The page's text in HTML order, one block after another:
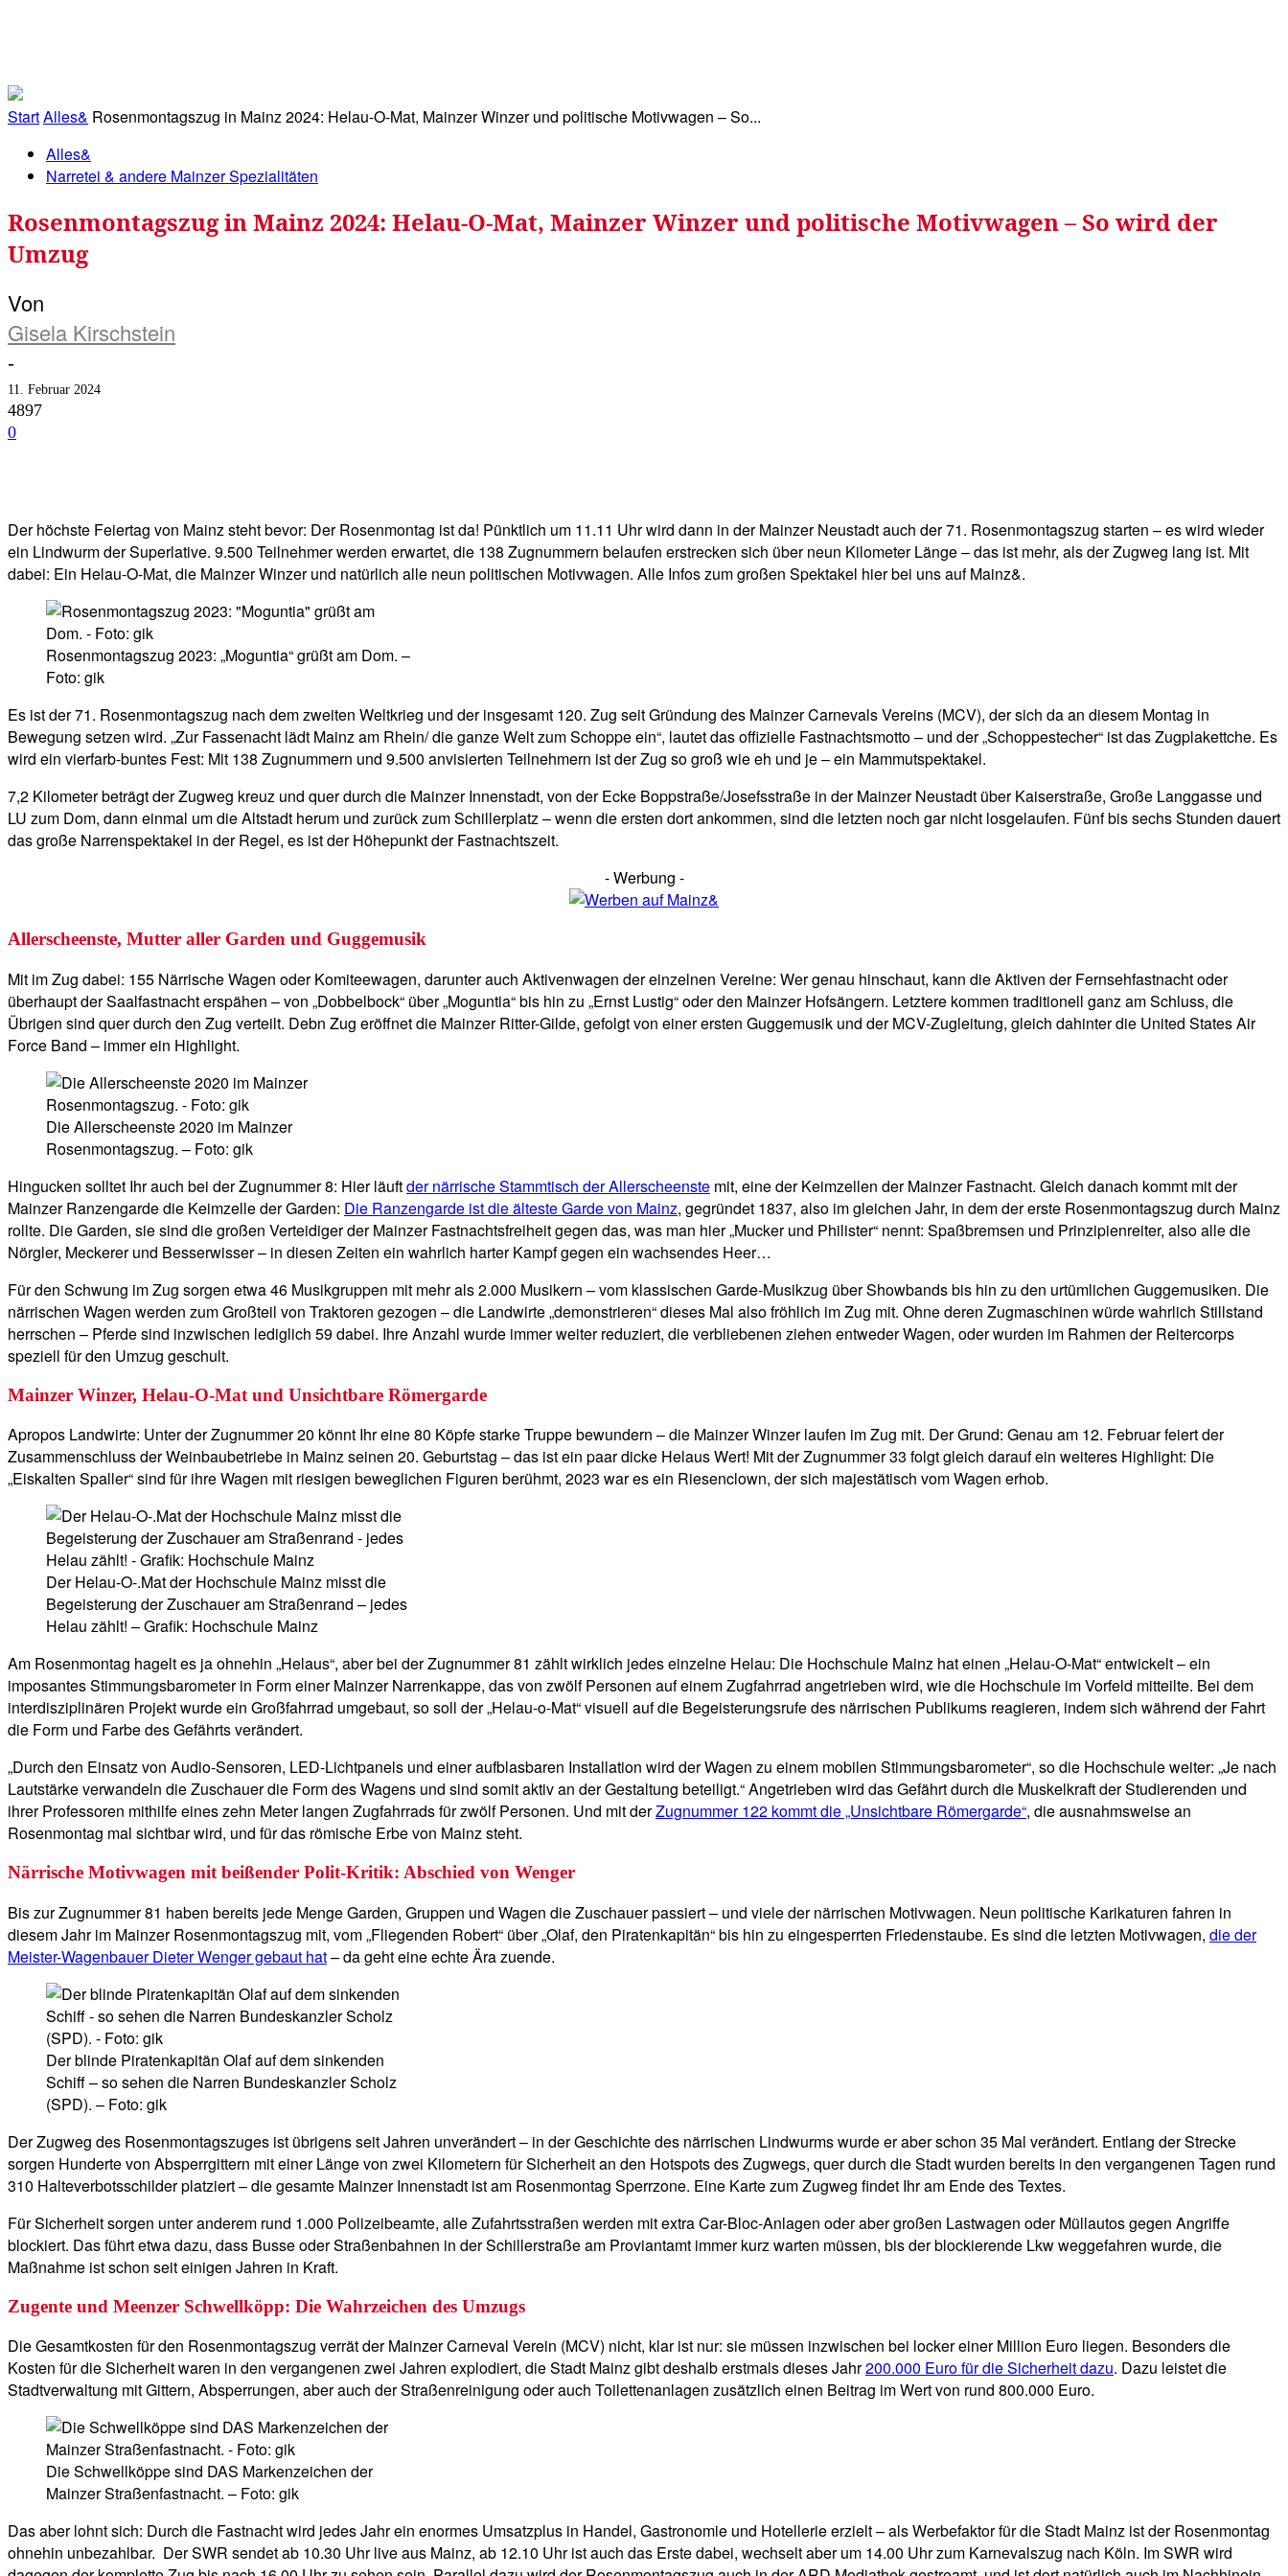
StartAlles& Rosenmontagszug in Mainz 2024: Helau-O-Mat, Mainzer Winzer und politische Motivwagen – So...
Alles&
Narretei & andere Mainzer Spezialitäten
Rosenmontagszug in Mainz 2024: Helau-O-Mat, Mainzer Winzer und politische Motivwagen – So wird der
Umzug
Von
Gisela Kirschstein
-
11. Februar 2024
4897
0
Der höchste Feiertag von Mainz steht bevor: Der Rosenmontag ist da! Pünktlich um 11.11 Uhr wird dann in der Mainzer Neustadt auch der 71. Rosenmontagszug starten – es wird wieder
ein Lindwurm der Superlative. 9.500 Teilnehmer werden erwartet, die 138 Zugnummern belaufen erstrecken sich über neun Kilometer Länge – das ist mehr, als der Zugweg lang ist. Mit
dabei: Ein Helau-O-Mat, die Mainzer Winzer und natürlich alle neun politischen Motivwagen. Alle Infos zum großen Spektakel hier bei uns auf Mainz&.
Rosenmontagszug 2023: „Moguntia“ grüßt am Dom. –
Foto: gik
Es ist der 71. Rosenmontagszug nach dem zweiten Weltkrieg und der insgesamt 120. Zug seit Gründung des Mainzer Carnevals Vereins (MCV), der sich da an diesem Montag in
Bewegung setzen wird. „Zur Fassenacht lädt Mainz am Rhein/ die ganze Welt zum Schoppe ein“, lautet das offizielle Fastnachtsmotto – und der „Schoppestecher“ ist das Zugplakettche. Es
wird ein vierfarb-buntes Fest: Mit 138 Zugnummern und 9.500 anvisierten Teilnehmern ist der Zug so groß wie eh und je – ein Mammutspektakel.
7,2 Kilometer beträgt der Zugweg kreuz und quer durch die Mainzer Innenstadt, von der Ecke Boppstraße/Josefsstraße in der Mainzer Neustadt über Kaiserstraße, Große Langgasse und
LU zum Dom, dann einmal um die Altstadt herum und zurück zum Schillerplatz – wenn die ersten dort ankommen, sind die letzten noch gar nicht losgelaufen. Fünf bis sechs Stunden dauert
das große Narrenspektakel in der Regel, es ist der Höhepunkt der Fastnachtszeit.
- Werbung -
Allerscheenste, Mutter aller Garden und Guggemusik
Mit im Zug dabei: 155 Närrische Wagen oder Komiteewagen, darunter auch Aktivenwagen der einzelnen Vereine: Wer genau hinschaut, kann die Aktiven der Fernsehfastnacht oder
überhaupt der Saalfastnacht erspähen – von „Dobbelbock“ über „Moguntia“ bis hin zu „Ernst Lustig“ oder den Mainzer Hofsängern. Letztere kommen traditionell ganz am Schluss, die
Übrigen sind quer durch den Zug verteilt. Debn Zug eröffnet die Mainzer Ritter-Gilde, gefolgt von einer ersten Guggemusik und der MCV-Zugleitung, gleich dahinter die United States Air
Force Band – immer ein Highlight.
Die Allerscheenste 2020 im Mainzer
Rosenmontagszug. – Foto: gik
Hingucken solltet Ihr auch bei der Zugnummer 8: Hier läuftder närrische Stammtisch der Allerscheenste mit, eine der Keimzellen der Mainzer Fastnacht. Gleich danach kommt mit der
Mainzer Ranzengarde die Keimzelle der Garden: Die Ranzengarde ist die älteste Garde von Mainz, gegründet 1837, also im gleichen Jahr, in dem der erste Rosenmontagszug durch Mainz
rollte. Die Garden, sie sind die großen Verteidiger der Mainzer Fastnachtsfreiheit gegen das, was man hier „Mucker und Philister“ nennt: Spaßbremsen und Prinzipienreiter, also alle die
Nörgler, Meckerer und Besserwisser – in diesen Zeiten ein wahrlich harter Kampf gegen ein wachsendes Heer…
Für den Schwung im Zug sorgen etwa 46 Musikgruppen mit mehr als 2.000 Musikern – vom klassischen Garde-Musikzug über Showbands bis hin zu den urtümlichen Guggemusiken. Die
närrischen Wagen werden zum Großteil von Traktoren gezogen – die Landwirte „demonstrieren“ dieses Mal also fröhlich im Zug mit. Ohne deren Zugmaschinen würde wahrlich Stillstand
herrschen – Pferde sind inzwischen lediglich 59 dabei. Ihre Anzahl wurde immer weiter reduziert, die verbliebenen ziehen entweder Wagen, oder wurden im Rahmen der Reitercorps
speziell für den Umzug geschult.
Mainzer Winzer, Helau-O-Mat und Unsichtbare Römergarde
Apropos Landwirte: Unter der Zugnummer 20 könnt Ihr eine 80 Köpfe starke Truppe bewundern – die Mainzer Winzer laufen im Zug mit. Der Grund: Genau am 12. Februar feiert der
Zusammenschluss der Weinbaubetriebe in Mainz seinen 20. Geburtstag – das ist ein paar dicke Helaus Wert! Mit der Zugnummer 33 folgt gleich darauf ein weiteres Highlight: Die
„Eiskalten Spaller“ sind für ihre Wagen mit riesigen beweglichen Figuren berühmt, 2023 war es ein Riesenclown, der sich majestätisch vom Wagen erhob.
Der Helau-O-.Mat der Hochschule Mainz misst die
Begeisterung der Zuschauer am Straßenrand – jedes
Helau zählt! – Grafik: Hochschule Mainz
Am Rosenmontag hagelt es ja ohnehin „Helaus“, aber bei der Zugnummer 81 zählt wirklich jedes einzelne Helau: Die Hochschule Mainz hat einen „Helau-O-Mat“ entwickelt – ein
imposantes Stimmungsbarometer in Form einer Mainzer Narrenkappe, das von zwölf Personen auf einem Zugfahrrad angetrieben wird, wie die Hochschule im Vorfeld mitteilte. Bei dem
interdisziplinären Projekt wurde ein Großfahrrad umgebaut, so soll der „Helau-o-Mat“ visuell auf die Begeisterungsrufe des närrischen Publikums reagieren, indem sich während der Fahrt
die Form und Farbe des Gefährts verändert.
„Durch den Einsatz von Audio-Sensoren, LED-Lichtpanels und einer aufblasbaren Installation wird der Wagen zu einem mobilen Stimmungsbarometer“, so die Hochschule weiter: „Je nach
Lautstärke verwandeln die Zuschauer die Form des Wagens und sind somit aktiv an der Gestaltung beteiligt.“ Angetrieben wird das Gefährt durch die Muskelkraft der Studierenden und
ihrer Professoren mithilfe eines zehn Meter langen Zugfahrrads für zwölf Personen. Und mit derZugnummer 122 kommt die „Unsichtbare Römergarde“, die ausnahmsweise an
Rosenmontag mal sichtbar wird, und für das römische Erbe von Mainz steht.
Närrische Motivwagen mit beißender Polit-Kritik: Abschied von Wenger
Bis zur Zugnummer 81 haben bereits jede Menge Garden, Gruppen und Wagen die Zuschauer passiert – und viele der närrischen Motivwagen. Neun politische Karikaturen fahren in
diesem Jahr im Mainzer Rosenmontagszug mit, vom „Fliegenden Robert“ über „Olaf, den Piratenkapitän“ bis hin zu eingesperrten Friedenstaube. Es sind die letzten Motivwagen, die der
Meister-Wagenbauer Dieter Wenger gebaut hat– da geht eine echte Ära zuende.
Der blinde Piratenkapitän Olaf auf dem sinkenden
Schiff – so sehen die Narren Bundeskanzler Scholz
(SPD). – Foto: gik
Der Zugweg des Rosenmontagszuges ist übrigens seit Jahren unverändert – in der Geschichte des närrischen Lindwurms wurde er aber schon 35 Mal verändert. Entlang der Strecke
sorgen Hunderte von Absperrgittern mit einer Länge von zwei Kilometern für Sicherheit an den Hotspots des Zugwegs, quer durch die Stadt wurden bereits in den vergangenen Tagen rund
310 Halteverbotsschilder platziert – die gesamte Mainzer Innenstadt ist am Rosenmontag Sperrzone. Eine Karte zum Zugweg findet Ihr am Ende des Textes.
Für Sicherheit sorgen unter anderem rund 1.000 Polizeibeamte, alle Zufahrtsstraßen werden mit extra Car-Bloc-Anlagen oder aber großen Lastwagen oder Müllautos gegen Angriffe
blockiert. Das führt etwa dazu, dass Busse oder Straßenbahnen in der Schillerstraße am Proviantamt immer kurz warten müssen, bis der blockierende Lkw weggefahren wurde, die
Maßnahme ist schon seit einigen Jahren in Kraft.
Zugente und Meenzer Schwellköpp: Die Wahrzeichen des Umzugs
Die Gesamtkosten für den Rosenmontagszug verrät der Mainzer Carneval Verein (MCV) nicht, klar ist nur: sie müssen inzwischen bei locker einer Million Euro liegen. Besonders die
Kosten für die Sicherheit waren in den vergangenen zwei Jahren explodiert, die Stadt Mainz gibt deshalb erstmals dieses Jahr200.000 Euro für die Sicherheit dazu. Dazu leistet die
Stadtverwaltung mit Gittern, Absperrungen, aber auch der Straßenreinigung oder auch Toilettenanlagen zusätzlich einen Beitrag im Wert von rund 800.000 Euro.
Die Schwellköppe sind DAS Markenzeichen der
Mainzer Straßenfastnacht. – Foto: gik
Das aber lohnt sich: Durch die Fastnacht wird jedes Jahr ein enormes Umsatzplus in Handel, Gastronomie und Hotellerie erzielt – als Werbefaktor für die Stadt Mainz ist der Rosenmontag
ohnehin unbezahlbar. Der SWR sendet ab 10.30 Uhr live aus Mainz, ab 12.10 Uhr ist auch das Erste dabei, wechselt aber um 14.00 Uhr zum Karnevalszug nach Köln. Im SWR wird